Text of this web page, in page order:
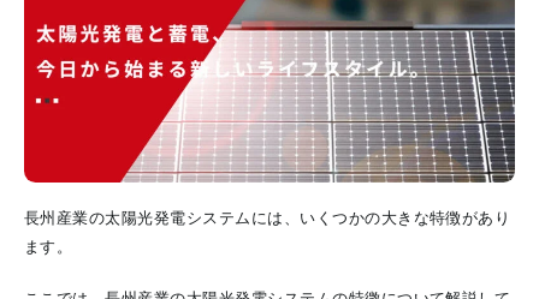
長州産業の太陽光発電システムには、いくつかの大きな特徴があり
ます。